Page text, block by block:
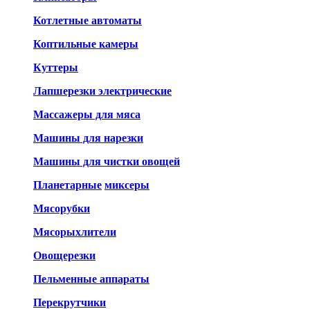
Котлетные автоматы
Коптильные камеры
Куттеры
Лапшерезки электрические
Массажеры для мяса
Машины для нарезки
Машины для чистки овощей
Планетарные миксеры
Мясорубки
Мясорыхлители
Овощерезки
Пельменные аппараты
Перекрутчики